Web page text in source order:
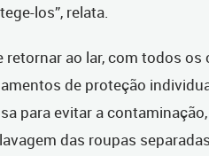
los”, relata.
retornar ao lar, com todos os
de proteção
para evitar a
das roupas